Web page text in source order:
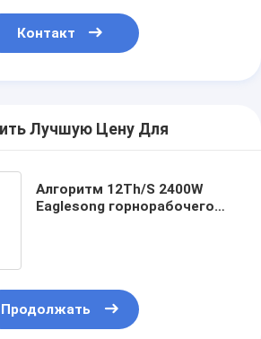
Контакт
Лучшую Цену Для
Алгоритм 12Th/S 2400W
Eaglesong горнорабочего
Продолжать